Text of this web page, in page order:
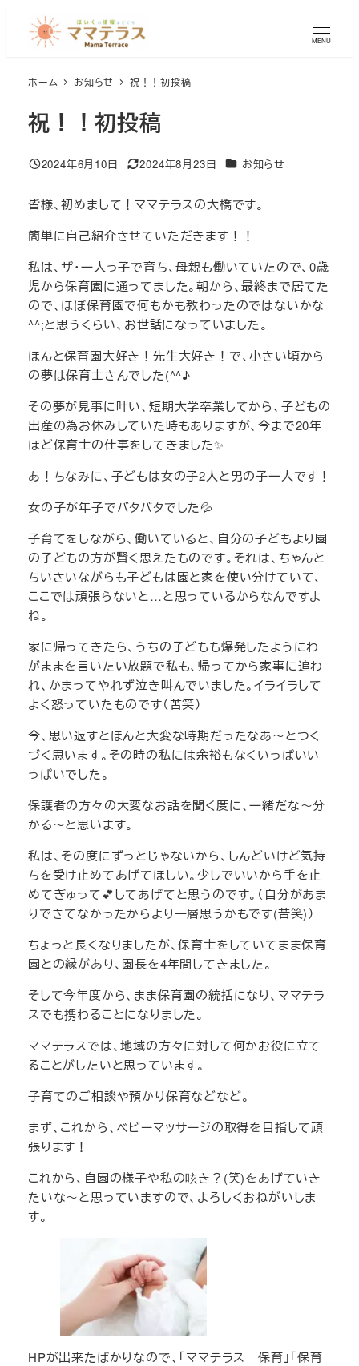
MENU
ホーム お知らせ 祝！！初投稿
祝！！初投稿
投稿日
2024年6月10日 更新日
2024年8月23日 カテゴリー
お知らせ
皆様、初めまして！ママテラスの大橋です。
簡単に自己紹介させていただきます！！
私は、ザ・一人っ子で育ち、母親も働いていたので、0歳
児から保育園に通ってました。朝から、最終まで居てた
ので、ほぼ保育園で何もかも教わったのではないかな
^^;と思うくらい、お世話になっていました。
ほんと保育園大好き！先生大好き！で、小さい頃から
の夢は保育士さんでした(^^♪
その夢が見事に叶い、短期大学卒業してから、子どもの
出産の為お休みしていた時もありますが、今まで20年
ほど保育士の仕事をしてきました✨
あ！ちなみに、子どもは女の子2人と男の子一人です！
女の子が年子でバタバタでした💦
子育てをしながら、働いていると、自分の子どもより園
の子どもの方が賢く思えたものです。それは、ちゃんと
ちいさいながらも子どもは園と家を使い分けていて、
ここでは頑張らないと…と思っているからなんですよ
ね。
家に帰ってきたら、うちの子どもも爆発したようにわ
がままを言いたい放題で私も、帰ってから家事に追わ
れ、かまってやれず泣き叫んでいました。イライラして
よく怒っていたものです（苦笑）
今、思い返すとほんと大変な時期だったなあ～とつく
づく思います。その時の私には余裕もなくいっぱいい
っぱいでした。
保護者の方々の大変なお話を聞く度に、一緒だな～分
かる～と思います。
私は、その度にずっとじゃないから、しんどいけど気持
ちを受け止めてあげてほしい。少しでいいから手を止
めてぎゅって💕してあげてと思うのです。（自分があま
りできてなかったからより一層思うかもです(苦笑)）
ちょっと長くなりましたが、保育士をしていてまま保育
園との縁があり、園長を4年間してきました。
そして今年度から、まま保育園の統括になり、ママテラ
スでも携わることになりました。
ママテラスでは、地域の方々に対して何かお役に立て
ることがしたいと思っています。
子育てのご相談や預かり保育などなど。
まず、これから、ベビーマッサージの取得を目指して頑
張ります！
これから、自園の様子や私の呟き？(笑)をあげていき
たいな～と思っていますので、よろしくおねがいしま
す。
HPが出来たばかりなので、「ママテラス 保育」「保育